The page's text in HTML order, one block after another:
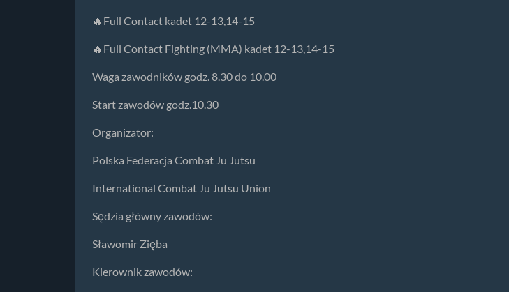
🔥Full Contact kadet 12-13,14-15
🔥Full Contact Fighting (MMA) kadet 12-13,14-15
Waga zawodników godz. 8.30 do 10.00
Start zawodów godz.10.30
Organizator:
Polska Federacja Combat Ju Jutsu
International Combat Ju Jutsu Union
Sędzia główny zawodów:
Sławomir Zięba
Kierownik zawodów: